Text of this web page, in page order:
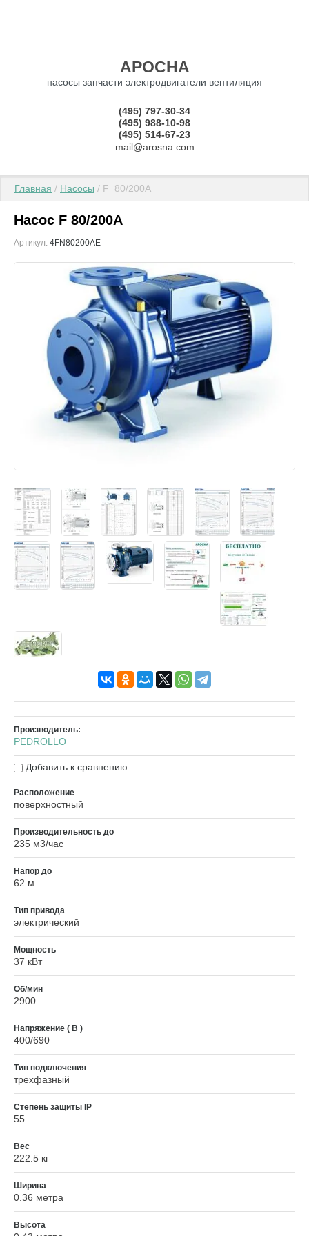
АРОСНА
насосы запчасти электродвигатели вентиляция
(495) 797-30-34
(495) 988-10-98
(495) 514-67-23
mail@arosna.com
Главная / Насосы / F  80/200A
Насос F 80/200A
Артикул: 4FN80200AE
Производитель:
PEDROLLO
Добавить к сравнению
Расположение
поверхностный
Производительность до
235 м3/час
Напор до
62 м
Тип привода
электрический
Мощность
37 кВт
Об/мин
2900
Напряжение ( В )
400/690
Тип подключения
трехфазный
Степень защиты IP
55
Вес
222.5 кг
Ширина
0.36 метра
Высота